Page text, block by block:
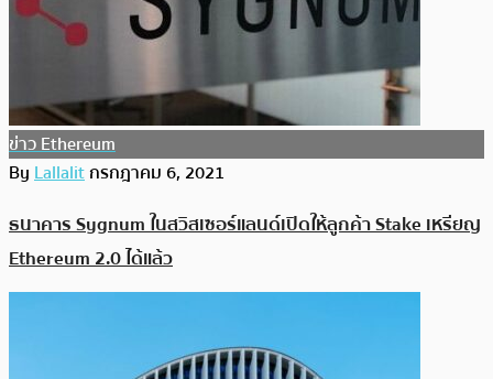
ข่าว Ethereum
ByLallalitกรกฎาคม 6, 2021
ธนาคาร Sygnum ในสวิสเซอร์แลนด์เปิดให้ลูกค้า Stake เหรียญ
Ethereum 2.0 ได้แล้ว